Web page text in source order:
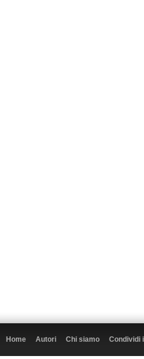
Home Autori Chi siamo Condividi